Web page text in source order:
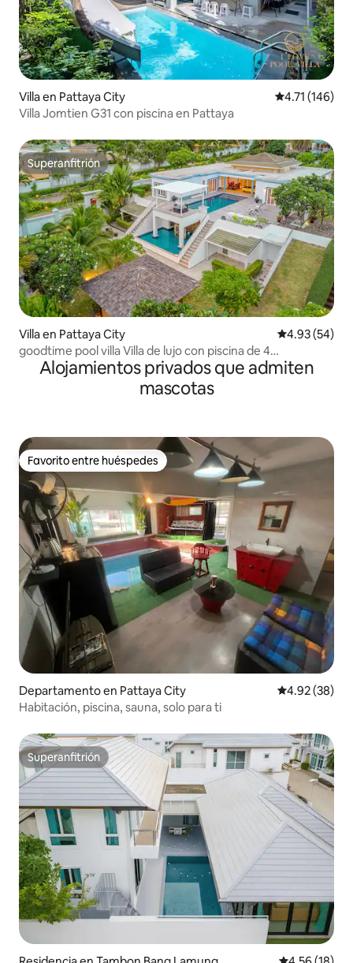
Villa en Pattaya City Calificación
4.71 (146)
Villa Jomtien G31 con piscina en Pattaya
Superanfitrión
Superanfitrión
Villa en Pattaya City Calificación
4.93 (54)
goodtime pool villa Villa de lujo con piscina de 4
dormitorios en Pattaya Recién reformado, a 15 minutos de
la calle peatonal
Alojamientos privados que admiten
mascotas
Favorito entre huéspedes
Favorito entre huéspedes
Departamento en Pattaya City Calificación
4.92 (38)
Habitación, piscina, sauna, solo para ti
Superanfitrión
Superanfitrión